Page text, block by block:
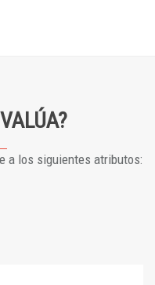
a los siguientes atributos: